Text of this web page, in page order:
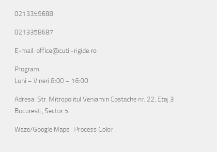
0213359688
0213358687
E-mail: office@cutii-rigide.ro
Program:
Luni – Vineri 8:00 – 16:00
Adresa: Str. Mitropolitul Veniamin Costache nr. 22, Etaj 3
Bucuresti, Sector 5
Waze/Google Maps : Process Color